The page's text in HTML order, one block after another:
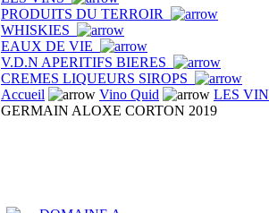
PRODUITS DU TERROIR
WHISKIES
EAUX DE VIE
V.D.N APERITIFS BIERES
CREMES LIQUEURS SIROPS
Accueil
Vino Quid
LES
GERMAIN ALOXE CORTON 2019